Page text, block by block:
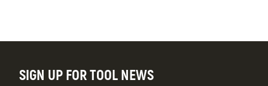
SIGN UP FOR TOOL NEWS